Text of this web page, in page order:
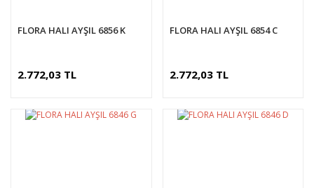
FLORA HALI AYŞIL 6856 K
2.772,03 TL
FLORA HALI AYŞIL 6854 C
2.772,03 TL